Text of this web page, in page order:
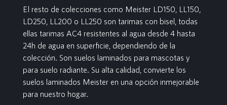
El resto de colecciones como Meister LD150, LL150,
LD250, LL200 o LL250 son tarimas con bisel, todas
ellas tarimas AC4 resistentes al agua desde 4 hasta
24h de agua en superficie, dependiendo de la
colección. Son suelos laminados para mascotas y
para suelo radiante. Su alta calidad, convierte los
suelos laminados Meister en una opción inmejorable
para nuestro hogar.